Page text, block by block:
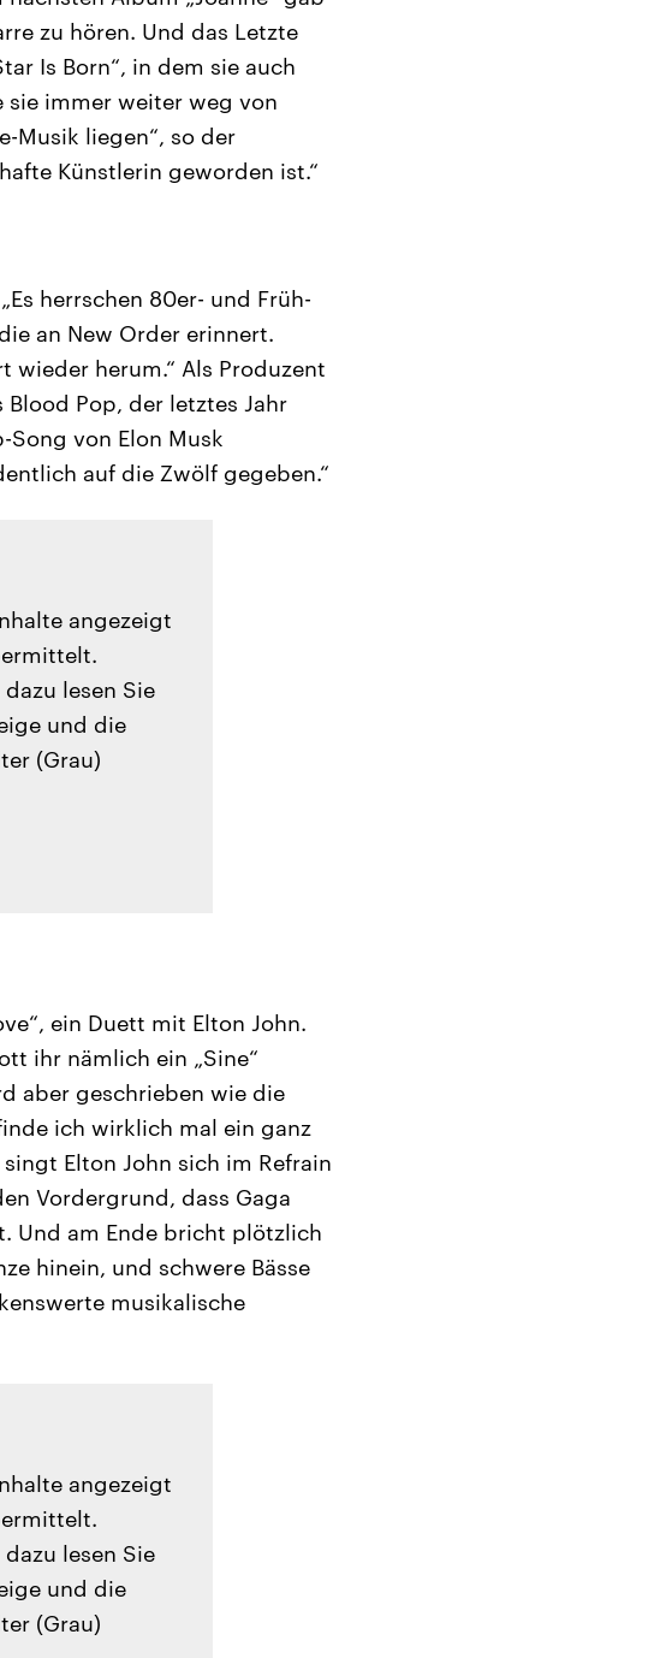
zu hören. Und das Letzte
Is Born“, in dem sie auch
sie immer weiter weg von
Musik liegen“, so der
Künstlerin geworden ist.“
herrschen 80er- und Früh-
an New Order erinnert.
wieder herum.“ Als Produzent
Pop, der letztes Jahr
Song von Elon Musk
auf die Zwölf gegeben.“
angezeigt
lesen Sie
und die
(Grau)
ein Duett mit Elton John.
ihr nämlich ein „Sine“
aber geschrieben wie die
ich wirklich mal ein ganz
Elton John sich im Refrain
Vordergrund, dass Gaga
Und am Ende bricht plötzlich
hinein, und schwere Bässe
musikalische
angezeigt
lesen Sie
und die
(Grau)